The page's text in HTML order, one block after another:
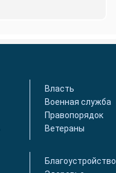
Власть
Военная служба
Правопорядок
Ветераны
Благоустройство